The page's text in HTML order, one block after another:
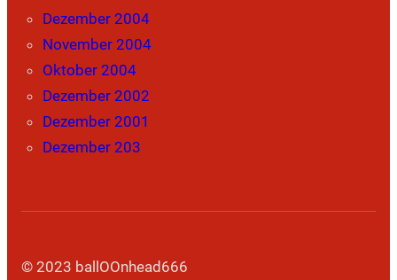
Dezember 2004
November 2004
Oktober 2004
Dezember 2002
Dezember 2001
Dezember 203
© 2023 ballOOnhead666